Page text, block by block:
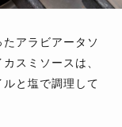
アラビアータソ
スミソースは、
と塩で調理して